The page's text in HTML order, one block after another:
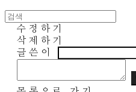
수정하기
삭제하기
글쓴이